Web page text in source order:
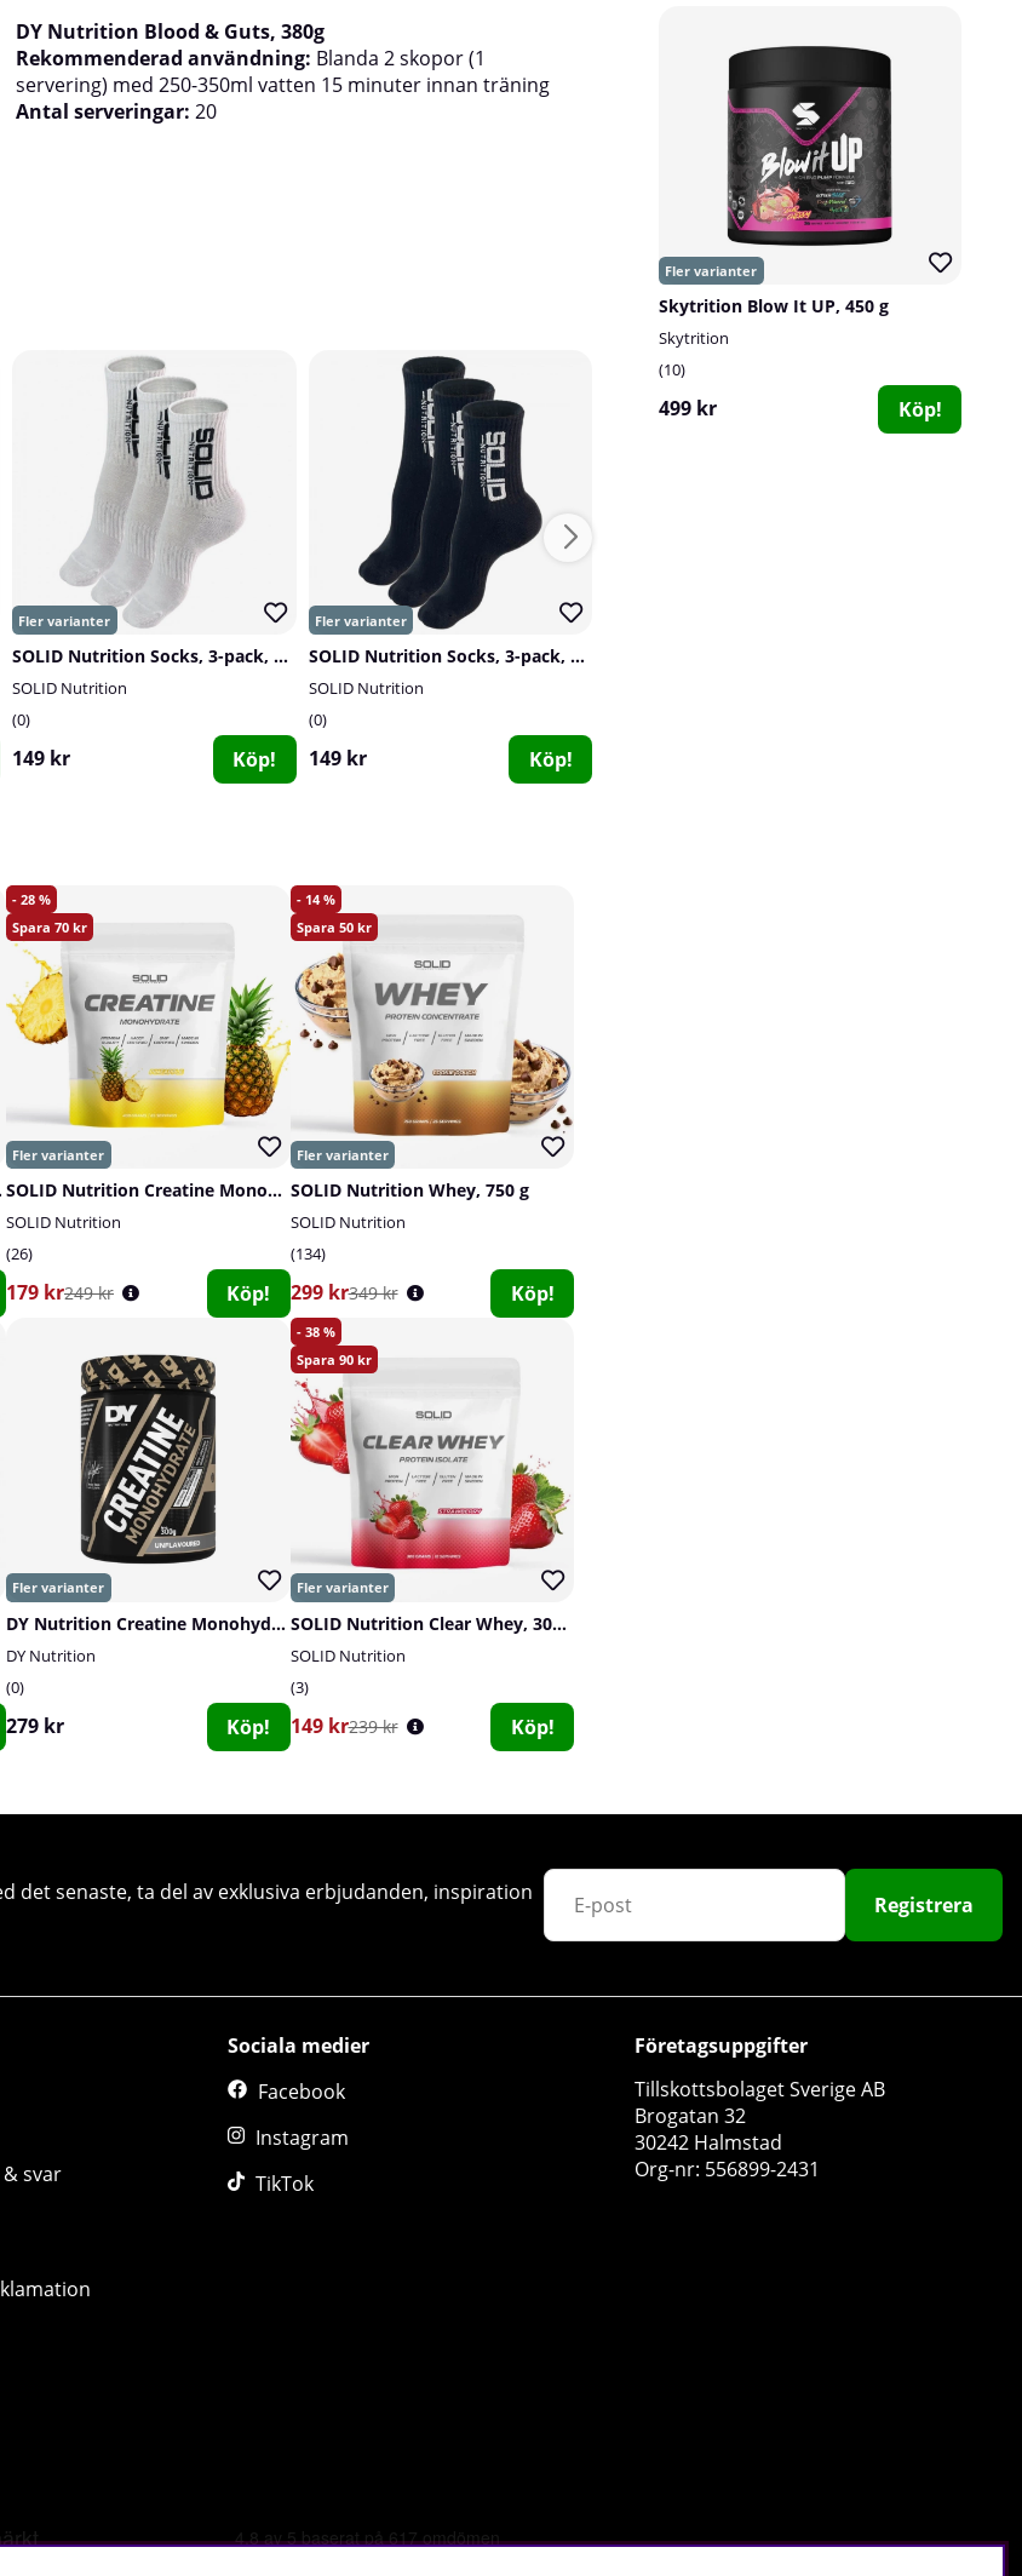
Skytrition Blow It UP, 450 g
Skytrition
10
499 kr Köp!
499 kr Köp!
DY Nutrition Blood & Guts, 380g
Rekommenderad användning: Blanda 2 skopor (1
servering) med 250-350ml vatten 15 minuter innan träning
Antal serveringar: 20
SOLID Nutrition Socks, 3-pack, White
SOLID Nutrition
0
149 kr Köp!
SOLID Nutrition Socks, 3-pack, Black
SOLID Nutrition
0
149 kr Köp!
g
28
70
SOLID Nutrition Creatine Monohydrate, 400 g
SOLID Nutrition
26
179 kr249 kr Köp!
14
50
SOLID Nutrition Whey, 750 g
SOLID Nutrition
134
299 kr349 kr Köp!
DY Nutrition Creatine Monohydrate, 300 g
DY Nutrition
0
279 kr Köp!
38
90
SOLID Nutrition Clear Whey, 300 g
SOLID Nutrition
3
149 kr239 kr Köp!
det senaste, ta del av exklusiva erbjudanden, inspiration
Registrera
& svar
Sociala medier
Facebook
Instagram
TikTok
Företagsuppgifter
Tillskottsbolaget Sverige AB
Brogatan 32
30242 Halmstad
Org-nr: 556899-2431